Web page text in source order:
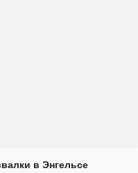
в Энгельсе